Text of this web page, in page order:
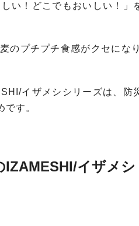
い！どこでもおいしい！」
のプチプチ食感がクセにな
イザメシシリーズは、防
す。
イザメ